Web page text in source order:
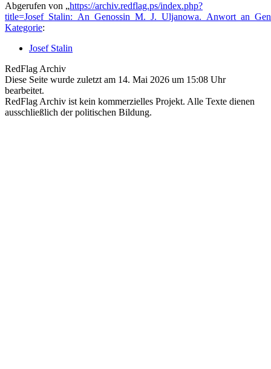
Abgerufen von „https://archiv.redflag.ps/index.php?
Kategorie:
Josef Stalin
RedFlag Archiv
Diese Seite wurde zuletzt am 14. Mai 2026 um 15:08 Uhr
bearbeitet.
RedFlag Archiv ist kein kommerzielles Projekt. Alle Texte dienen
ausschließlich der politischen Bildung.